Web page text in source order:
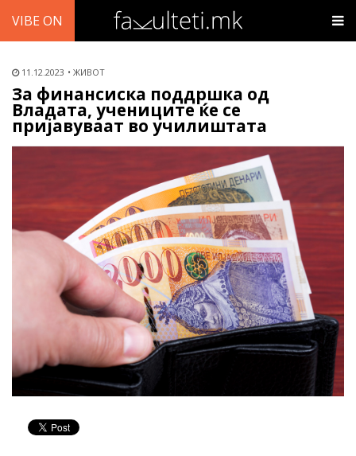
VIBE ON
11.12.2023 ЖИВОТ
За финансиска поддршка од
Владата, учениците ќе се
пријавуваат во училиштата